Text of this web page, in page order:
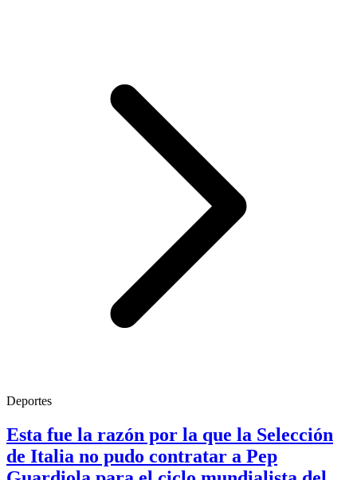
Deportes
Esta fue la razón por la que la Selección
de Italia no pudo contratar a Pep